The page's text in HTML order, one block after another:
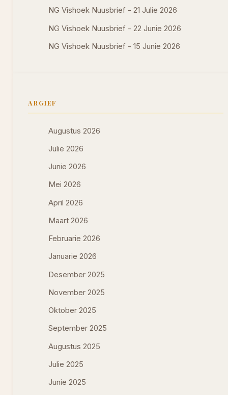
NG Vishoek Nuusbrief - 21 Julie 2026
NG Vishoek Nuusbrief - 22 Junie 2026
NG Vishoek Nuusbrief - 15 Junie 2026
ARGIEF
Augustus 2026
Julie 2026
Junie 2026
Mei 2026
April 2026
Maart 2026
Februarie 2026
Januarie 2026
Desember 2025
November 2025
Oktober 2025
September 2025
Augustus 2025
Julie 2025
Junie 2025